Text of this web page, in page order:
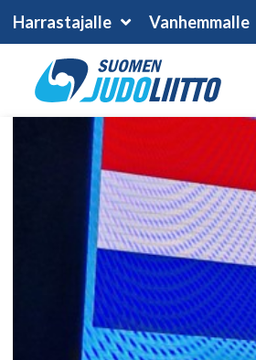
Harrastajalle Vanhemmalle